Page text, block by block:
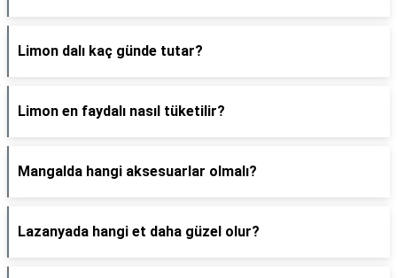
Limon dalı kaç günde tutar?
Limon en faydalı nasıl tüketilir?
Mangalda hangi aksesuarlar olmalı?
Lazanyada hangi et daha güzel olur?